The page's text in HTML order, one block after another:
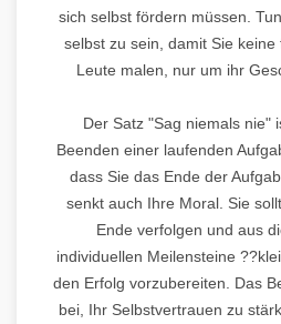
sich selbst fördern müssen.
selbst zu sein, damit Sie
Leute malen, nur um ihr
Der Satz "Sag niemals nie"
Beenden einer laufenden
dass Sie das Ende der
senkt auch Ihre Moral. Sie
Ende verfolgen und aus
individuellen Meilensteine
den Erfolg vorzubereiten. Das
bei, Ihr Selbstvertrauen zu